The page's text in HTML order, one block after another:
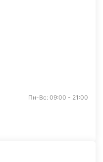
Пн-Вс: 09:00 - 21:00